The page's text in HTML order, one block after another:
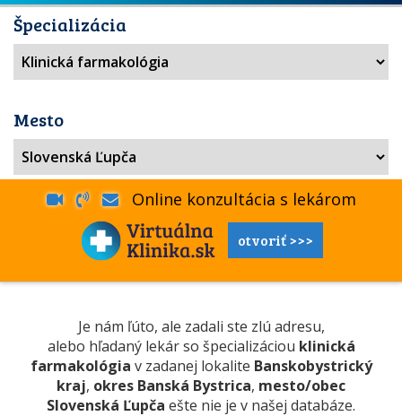
Špecializácia
Mesto
Online konzultácia s lekárom
otvoriť >>>
Je nám ľúto, ale zadali ste zlú adresu,
alebo hľadaný lekár so špecializáciou klinická
farmakológia v zadanej lokalite Banskobystrický
kraj, okres Banská Bystrica, mesto/obec
Slovenská Ľupča ešte nie je v našej databáze.